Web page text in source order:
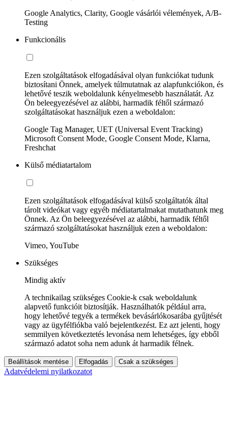
Google Analytics, Clarity, Google vásárlói vélemények, A/B-
Testing
Funkcionális
Ezen szolgáltatások elfogadásával olyan funkciókat tudunk
biztosítani Önnek, amelyek túlmutatnak az alapfunkciókon, és
lehetővé teszik weboldalunk kényelmesebb használatát. Az
Ön beleegyezésével az alábbi, harmadik féltől származó
szolgáltatásokat használjuk ezen a weboldalon:
Google Tag Manager, UET (Universal Event Tracking)
Microsoft Consent Mode, Google Consent Mode, Klarna,
Freshchat
Külső médiatartalom
Ezen szolgáltatások elfogadásával külső szolgáltatók által
tárolt videókat vagy egyéb médiatartalmakat mutathatunk meg
Önnek. Az Ön beleegyezésével az alábbi, harmadik féltől
származó szolgáltatásokat használjuk ezen a weboldalon:
Vimeo, YouTube
Szükséges
Mindig aktív
A technikailag szükséges Cookie-k csak weboldalunk
alapvető funkcióit biztosítják. Használhatók például arra,
hogy lehetővé tegyék a termékek bevásárlókosarába gyűjtését
vagy az ügyfélfiókba való bejelentkezést. Ez azt jelenti, hogy
semmilyen következtetés levonása nem lehetséges, így ebből
származó adatot soha nem adunk át harmadik félnek.
Beállítások mentése Elfogadás Csak a szükséges
Adatvédelemi nyilatkozatot